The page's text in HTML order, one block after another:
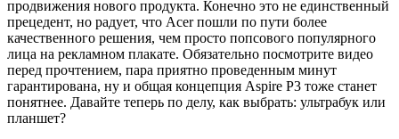
продвижения нового продукта. Конечно это не единственный
прецедент, но радует, что Acer пошли по пути более
качественного решения, чем просто попсового популярного
лица на рекламном плакате. Обязательно посмотрите видео
перед прочтением, пара приятно проведенным минут
гарантирована, ну и общая концепция Aspire P3 тоже станет
понятнее. Давайте теперь по делу, как выбрать: ультрабук или
планшет?